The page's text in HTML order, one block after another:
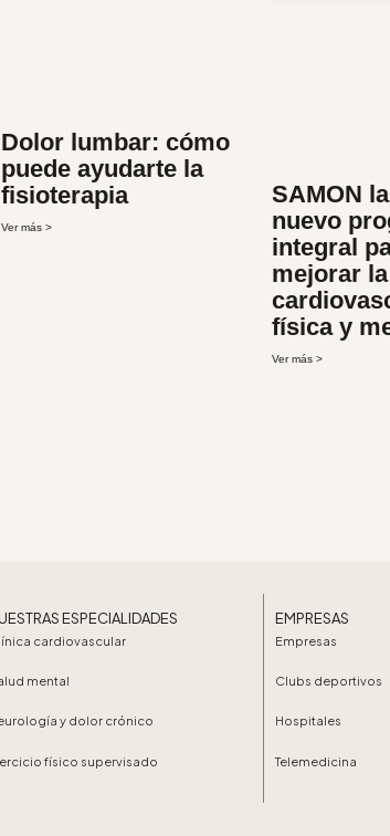
Dolor lumbar: cómo
puede ayudarte la
fisioterapia
Ver más >
SAMON
nuevo
integral
mejorar
física y
Ver más >
ESPECIALIDADES
cardiovascular
mental
y dolor crónico
físico supervisado
EMPRESAS
Empresas
Clubs deportivos
Hospitales
Telemedicina